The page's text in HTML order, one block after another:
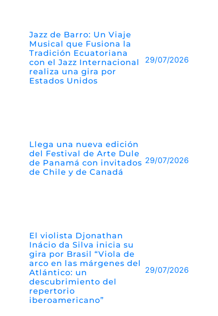
Jazz de Barro: Un Viaje
Musical que Fusiona la
Tradición Ecuatoriana
con el Jazz Internacional
realiza una gira por
Estados Unidos
29/07/2026
Llega una nueva edición
del Festival de Arte Dule
de Panamá con invitados
de Chile y de Canadá
29/07/2026
El violista Djonathan
Inácio da Silva inicia su
gira por Brasil “Viola de
arco en las márgenes del
Atlántico: un
descubrimiento del
repertorio
iberoamericano”
29/07/2026